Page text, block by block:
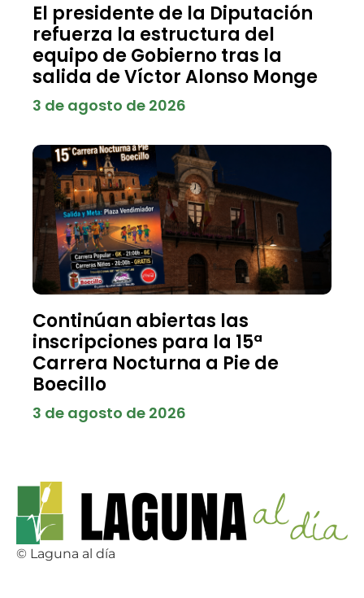
El presidente de la Diputación
refuerza la estructura del
equipo de Gobierno tras la
salida de Víctor Alonso Monge
3 de agosto de 2026
Continúan abiertas las
inscripciones para la 15ª
Carrera Nocturna a Pie de
Boecillo
3 de agosto de 2026
© Laguna al día